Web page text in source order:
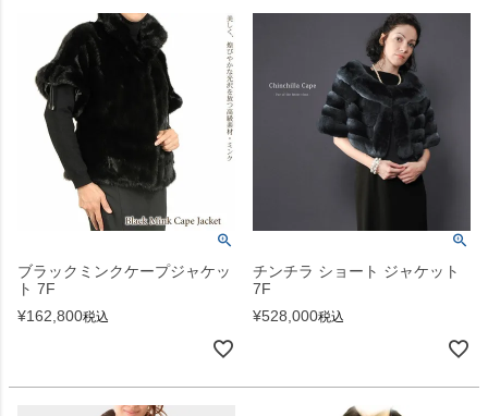
ブラックミンクケープジャケッ
ト 7F
¥162,800税込
チンチラ ショート ジャケット
7F
¥528,000税込